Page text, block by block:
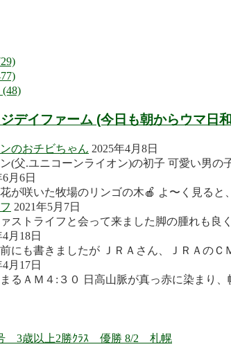
ジデイファーム (今日も朝からウマ日和
のおチビちゃん 2025年4月8日
(父.ユニコーンライオン)の初子 可愛い男の
月6日
が咲いた牧場のリンゴの木🍎 よ〜く見る
2021年5月7日
ストライフと会って来ました脚の腫れも
月18日
にも書きましたが ＪＲＡさん、ＪＲＡの
月17日
るＡＭ４:３０ 日高山脈が真っ赤に染まり
3歳以上2勝ｸﾗｽ 優勝 8/2 札幌